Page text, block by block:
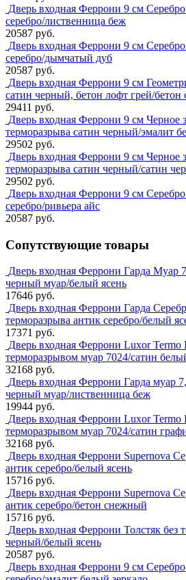
Дверь входная Феррони 9 см
серебро/лиственница беж
20587 руб.
Дверь входная Феррони 9 см
серебро/дымчатый дуб
20587 руб.
Дверь входная Феррони 9 см
сатин черный, бетон лофт грей/
29411 руб.
Дверь входная Феррони 9 см Черное
терморазрыва сатин черный/эмалит
29502 руб.
Дверь входная Феррони 9 см Черное
терморазрыва сатин черный/сатин
29502 руб.
Дверь входная Феррони 9 см
серебро/ривьера айс
20587 руб.
Сопутствующие товары
Дверь входная Феррони Гарда Муар
черный муар/белый ясень
17646 руб.
Дверь входная Феррони Гарда
терморазрыва антик серебро/белый
17371 руб.
Дверь входная Феррони Luxor Termo
терморазрывом муар 7024/сатин
32168 руб.
Дверь входная Феррони Гарда муар
черный муар/лиственница беж
19944 руб.
Дверь входная Феррони Luxor Termo
терморазрывом муар 7024/сатин
32168 руб.
Дверь входная Феррони Supernova
антик серебро/белый ясень
15716 руб.
Дверь входная Феррони Supernova
антик серебро/бетон снежный
15716 руб.
Дверь входная Феррони Толстяк без
черный/белый ясень
20587 руб.
Дверь входная Феррони 9 см